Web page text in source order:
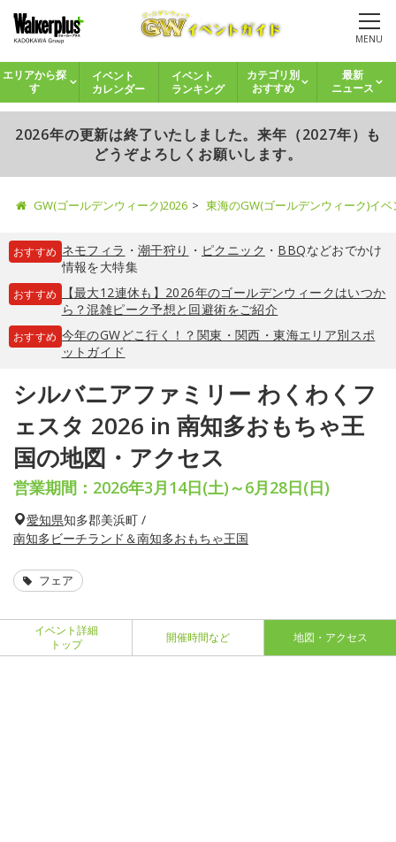
MENU
エリアから探
す
イベント
カレンダー
イベント
ランキング
カテゴリ別
おすすめ
最新
ニュース
2026年の更新は終了いたしました。来年（2027年）も
どうぞよろしくお願いします。
GW(ゴールデンウィーク)2026 東海のGW(ゴールデンウィーク)イ
おすすめ ネモフィラ ・ 潮干狩り ・ ピクニック ・ BBQなどおでかけ
情報を大特集
おすすめ
【最大12連休も】2026年のゴールデンウィークはいつか
ら？混雑ピーク予想と回避術をご紹介
おすすめ 今年のGWどこ行く！？関東・関西・東海エリア別スポ
ットガイド
シルバニアファミリー わくわくフ
ェスタ 2026 in 南知多おもちゃ王
国の地図・アクセス
営業期間：2026年3月14日(土)～6月28日(日)
愛知県知多郡美浜町 /
南知多ビーチランド＆南知多おもちゃ王国
フェア
イベント詳細
トップ
開催時間など 地図・アクセス